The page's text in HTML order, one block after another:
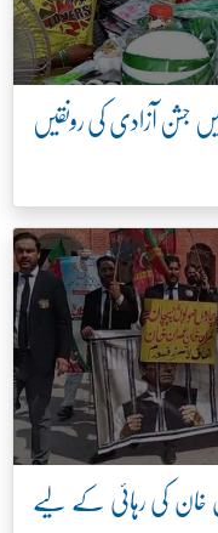
جشن آزادی کی رونقیں
خان کی رہائی کے لیے